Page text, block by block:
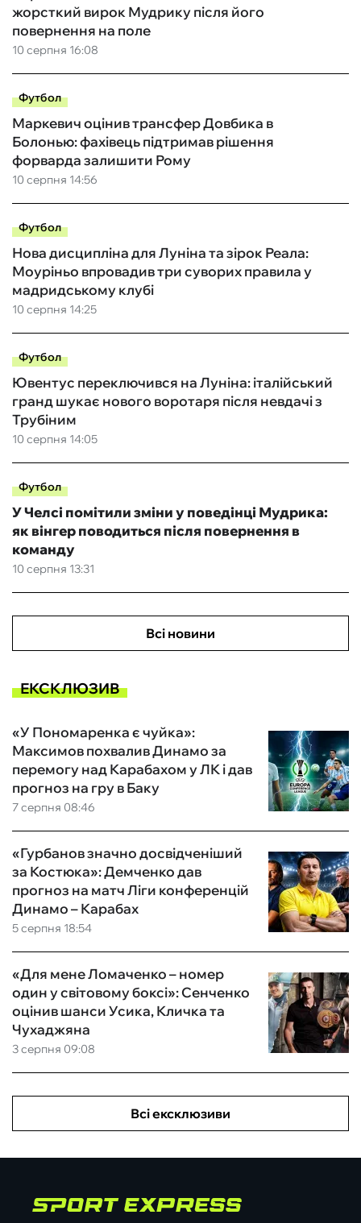
10 серпня 16:08
жорсткий вирок Мудрику після його
повернення на поле
Футбол
10 серпня 14:56
Маркевич оцінив трансфер Довбика в
Болонью: фахівець підтримав рішення
форварда залишити Рому
Футбол
10 серпня 14:25
Нова дисципліна для Луніна та зірок Реала:
Моуріньо впровадив три суворих правила у
мадридському клубі
Футбол
10 серпня 14:05
Ювентус переключився на Луніна: італійський
гранд шукає нового воротаря після невдачі з
Трубіним
Футбол
10 серпня 13:31
У Челсі помітили зміни у поведінці Мудрика:
як вінгер поводиться після повернення в
команду
Всі новини
ЕКСКЛЮЗИВ
7 серпня 08:46
«У Пономаренка є чуйка»:
Максимов похвалив Динамо за
перемогу над Карабахом у ЛК і дав
прогноз на гру в Баку
5 серпня 18:54
«Гурбанов значно досвідченіший
за Костюка»: Демченко дав
прогноз на матч Ліги конференцій
Динамо – Карабах
3 серпня 09:08
«Для мене Ломаченко – номер
один у світовому боксі»: Сенченко
оцінив шанси Усика, Кличка та
Чухаджяна
Всі ексклюзиви